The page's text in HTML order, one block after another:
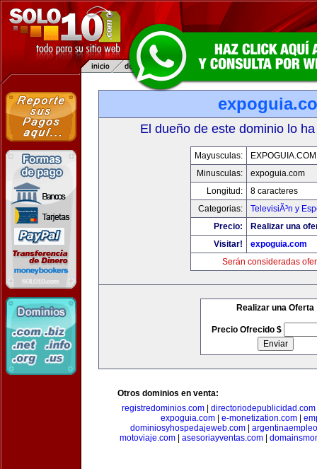
El dueño de este dominio lo
Mayusculas:
EXPOGUIA.COM
Minusculas:
expoguia.com
Longitud:
8 caracteres
Categorias:
TelevisiÃ³n y
Precio:
Realizar una
Visitar!
expoguia.com
Serán consideradas
Realizar una Oferta
Precio Ofrecido $
Otros dominios en venta:
registredominios.com| directoriodepublicidad.com
expoguia.com| e-monetization.com|
dominiosyhospedajeweb.com
motoviaje.com
asesoriayventas.com